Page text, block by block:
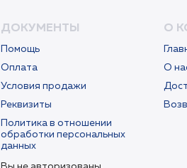
ДОКУМЕНТЫ
Помощь
Оплата
Условия продажи
Реквизиты
Политика в отношении
обработки персональных
данных
О
О